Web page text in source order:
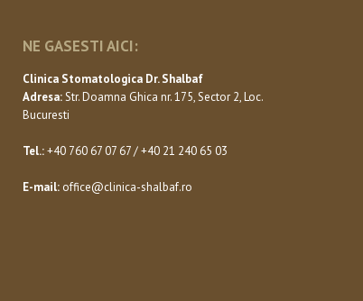
NE GASESTI AICI:
Clinica Stomatologica Dr. Shalbaf
Adresa:Str. Doamna Ghica nr. 175, Sector 2, Loc.
Bucuresti
Tel.:+40 760 67 07 67 / +40 21 240 65 03
E-mail:office@clinica-shalbaf.ro